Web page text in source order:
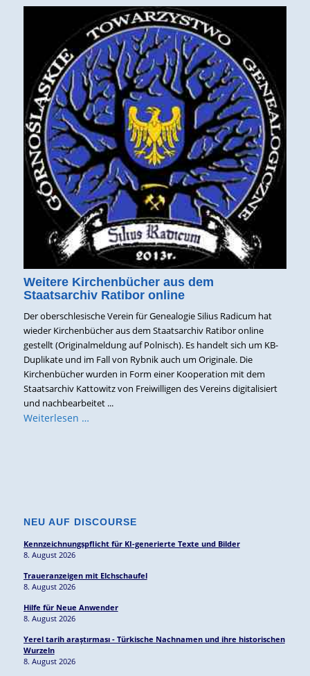
Weitere Kirchenbücher aus dem
Staatsarchiv Ratibor online
Der oberschlesische Verein für Genealogie Silius Radicum hat
wieder Kirchenbücher aus dem Staatsarchiv Ratibor online
gestellt (Originalmeldung auf Polnisch). Es handelt sich um KB-
Duplikate und im Fall von Rybnik auch um Originale. Die
Kirchenbücher wurden in Form einer Kooperation mit dem
Staatsarchiv Kattowitz von Freiwilligen des Vereins digitalisiert
und nachbearbeitet ...
Weiterlesen …
NEU AUF DISCOURSE
Kennzeichnungspflicht für KI-generierte Texte und Bilder
8. August 2026
Traueranzeigen mit Elchschaufel
8. August 2026
Hilfe für Neue Anwender
8. August 2026
Yerel tarih araştırması - Türkische Nachnamen und ihre historischen
Wurzeln
8. August 2026